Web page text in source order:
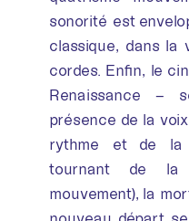
sonorité est
classique, dans la
cordes. Enfin, le
Renaissance –
présence de la
rythme et de la
tournant de la
mouvement), la